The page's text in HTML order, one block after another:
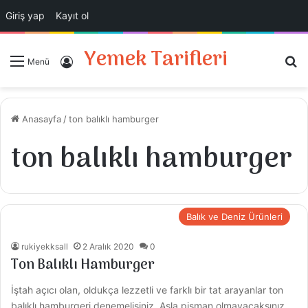
Giriş yap Kayıt ol
Menü Giriş Yap
Yemek Tarifleri
Anasayfa /ton balıklı hamburger
ton balıklı hamburger
Balık ve Deniz Ürünleri
rukiyekksall 2 Aralık 2020 0
Ton Balıklı Hamburger
İştah açıcı olan, oldukça lezzetli ve farklı bir tat arayanlar ton
balıklı hamburgeri denemelisiniz. Asla pişman olmayacaksınız.